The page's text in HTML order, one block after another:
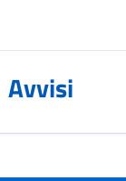
Avvisi